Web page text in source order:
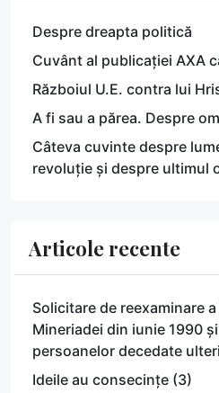
Despre dreapta politică
Cuvânt al publicației AXA
Războiul U.E. contra lui
A fi sau a părea. Despre
Câteva cuvinte despre
revoluție și despre ultimul
Articole recente
Solicitare de reexaminare
Mineriadei din iunie 1990
persoanelor decedate
Ideile au consecințe (3)